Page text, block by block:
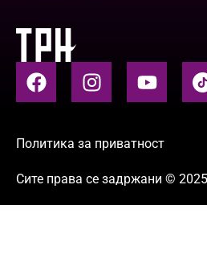
Политика за приватност
Сите права се задржани ©